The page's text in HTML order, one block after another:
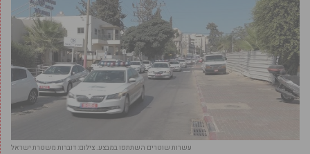
עשרות שוטרים השתתפו במבצע. צילום: דוברות משטרת ישראל